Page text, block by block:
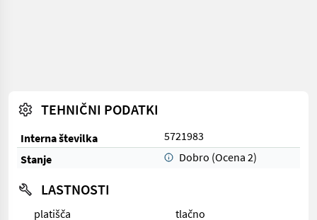
TEHNIČNI PODATKI
Interna številka
5721983
Stanje
Dobro (Ocena 2)
LASTNOSTI
platišča
tlačno